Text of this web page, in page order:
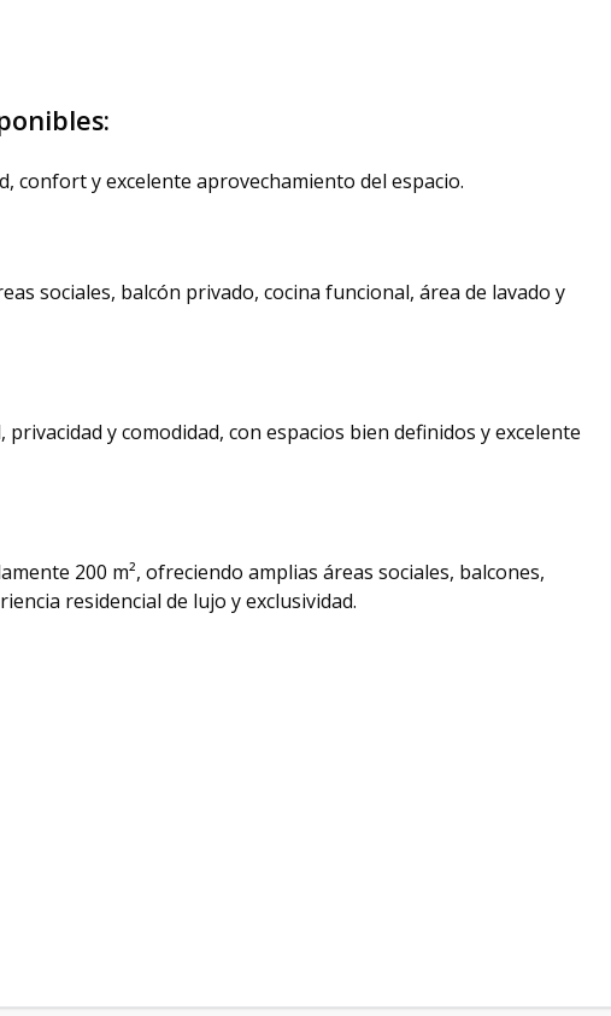
confort y excelente aprovechamiento del espacio.
sociales, balcón privado, cocina funcional, área de lavado y
y comodidad, con espacios bien definidos y excelente
200 m², ofreciendo amplias áreas sociales, balcones,
residencial de lujo y exclusividad.